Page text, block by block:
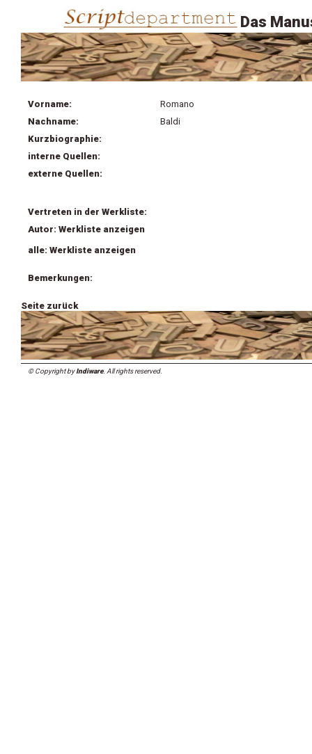
Das
Vorname:
Romano
Nachname:
Baldi
Kurzbiographie:
interne Quellen:
externe Quellen:
Vertreten in der Werkliste:
Autor: Werkliste anzeigen
alle: Werkliste anzeigen
Bemerkungen:
Seite zurück
© Copyright byIndiware. All rights reserved.